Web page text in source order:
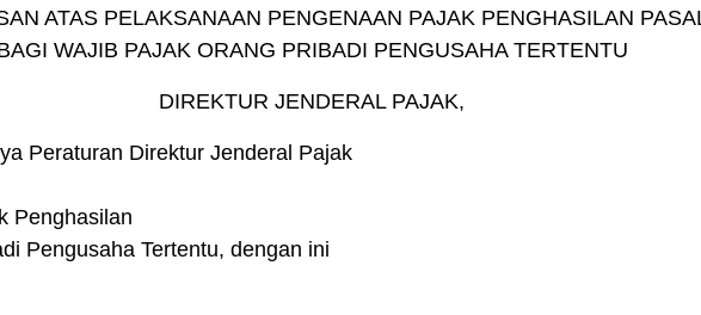
ATAS PELAKSANAAN PENGENAAN PAJAK PENGHASILAN
WAJIB PAJAK ORANG PRIBADI PENGUSAHA TERTENTU
DIREKTUR JENDERAL PAJAK,
Peraturan Direktur Jenderal Pajak
Penghasilan
Pengusaha Tertentu, dengan ini